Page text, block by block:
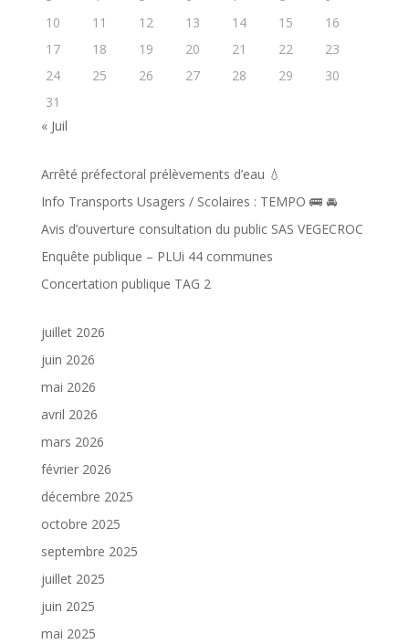
10
11 12 13 14 15
16
17
18 19 20 21 22
23
24
25 26 27 28 29
30
31
« Juil
Arrêté préfectoral prélèvements d’eau 💧
Info Transports Usagers / Scolaires : TEMPO 🚌 🚘️
Avis d’ouverture consultation du public SAS VEGECROC
Enquête publique – PLUi 44 communes
Concertation publique TAG 2
juillet 2026
juin 2026
mai 2026
avril 2026
mars 2026
février 2026
décembre 2025
octobre 2025
septembre 2025
juillet 2025
juin 2025
mai 2025